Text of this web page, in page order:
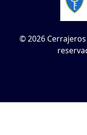
© 2026